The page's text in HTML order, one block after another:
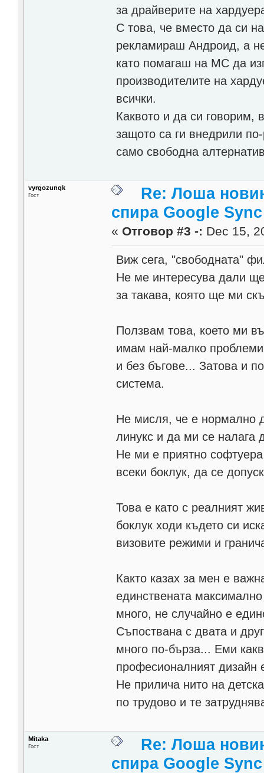
за драйверите на
С това, че вместо да си
рекламираш Андроид, а
като помагаш на МС да
производителите на
всички.
Каквото и да си говорим,
защото са ги внедрили
само свободна
vyrgozunqk
Гост
Re: Лоша
спира Google Sync
« Отговор #3 -: Dec 15,
Виж сега, "свободната"
Не ме интересува дали
за такава, която ще ми
Ползвам това, което ми
имам най-малко
и без бъгове... Затова и
система.
Не мисля, че е нормално
линукс и да ми се налага
Не ми е приятно
всеки боклук, да се
Това е като с реалният
боклук ходи където си
визовите режими и
Както казах за мен е
единствената
много, не случайно е
Съпоствана с двата и
много по-бърза... Еми
професионалният дизайн
Не прилича нито на
по трудово и те
Mitaka
Гост
Re: Лоша
спира Google Sync